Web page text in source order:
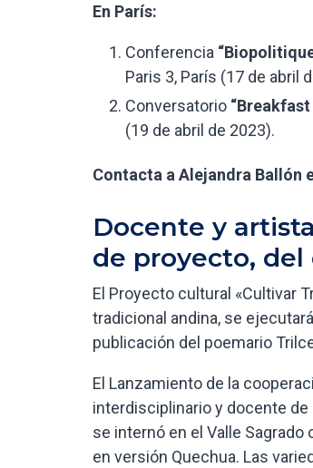
En París:
Conferencia
Paris 3, París (17 de abril
Conversatorio
(19 de abril de 2023).
Contacta a Alejandra Ballón
Docente y
de proyecto, del
El Proyecto cultural «Cultivar
tradicional andina, se
publicación del poemario
El Lanzamiento de la
interdisciplinario y docente de
se internó en el Valle
en versión Quechua. Las